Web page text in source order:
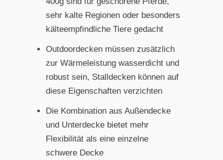
sehr kalte Regionen oder besonders
kälteempfindliche Tiere gedacht
Outdoordecken müssen zusätzlich
zur Wärmeleistung wasserdicht und
robust sein, Stalldecken können auf
diese Eigenschaften verzichten
Die Kombination aus Außendecke
und Unterdecke bietet mehr
Flexibilität als eine einzelne
schwere Decke